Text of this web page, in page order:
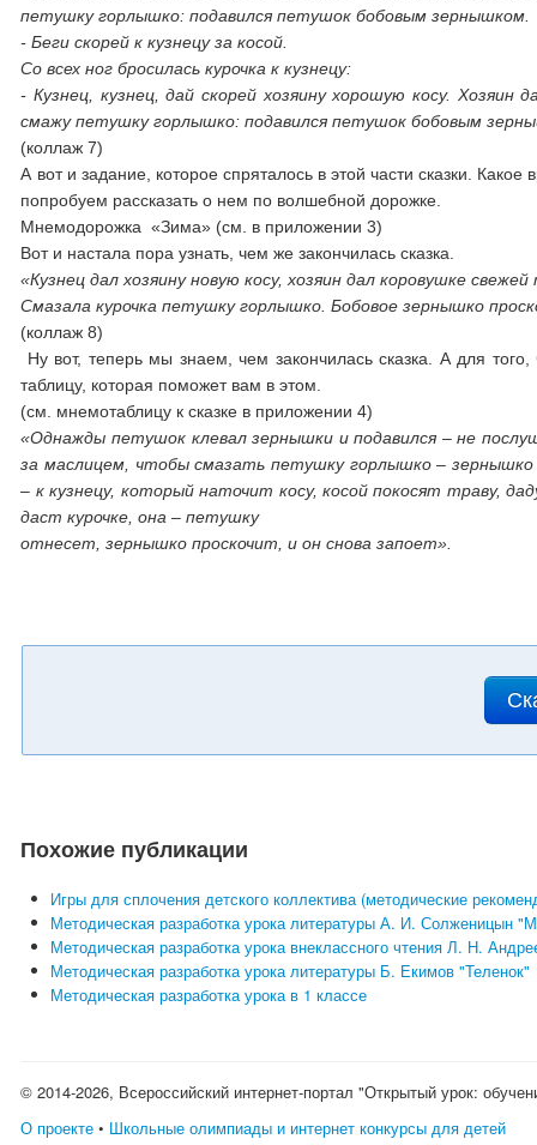
петушку горлышко: подавился петушок бобовым зернышком.
- Беги скорей к кузнецу за косой.
Со всех ног бросилась курочка к кузнецу:
- Кузнец, кузнец, дай скорей хозяину хорошую косу.
смажу петушку горлышко: подавился петушок бобовым
(коллаж 7)
А вот и задание, которое спряталось в этой части сказки.
попробуем рассказать о нем по волшебной дорожке.
Мнемодорожка «Зима» (см. в приложении 3)
Вот и настала пора узнать, чем же закончилась сказка.
«Кузнец дал хозяину новую косу, хозяин дал коровушке
Смазала курочка петушку горлышко. Бобовое зернышко
(коллаж 8)
Ну вот, теперь мы знаем, чем закончилась сказка. А для
таблицу, которая поможет вам в этом.
(см. мнемотаблицу к сказке в приложении 4)
«Однажды петушок клевал зернышки и подавился – не
за маслицем, чтобы смазать петушку горлышко – зернышко
– к кузнецу, который наточит косу, косой покосят траву,
даст курочке, она – петушку
отнесет, зернышко проскочит, и он снова запоет».
Похожие публикации
Игры для сплочения детского коллектива (методические
Методическая разработка урока литературы А. И. Солженицын
Методическая разработка урока внеклассного чтения Л. Н.
Методическая разработка урока литературы Б. Екимов "Теленок"
Методическая разработка урока в 1 классе
© 2014-2026, Всероссийский интернет-портал "Открытый урок:
О проекте • Школьные олимпиады и интернет конкурсы для детей